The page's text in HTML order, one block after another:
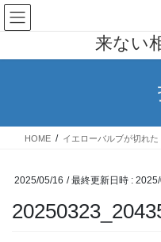
コ
ン
ン
ナ
ビ
ー
来ない
HOME イエローバルブが切れた
2025/05/16 / 最終更新日時 :